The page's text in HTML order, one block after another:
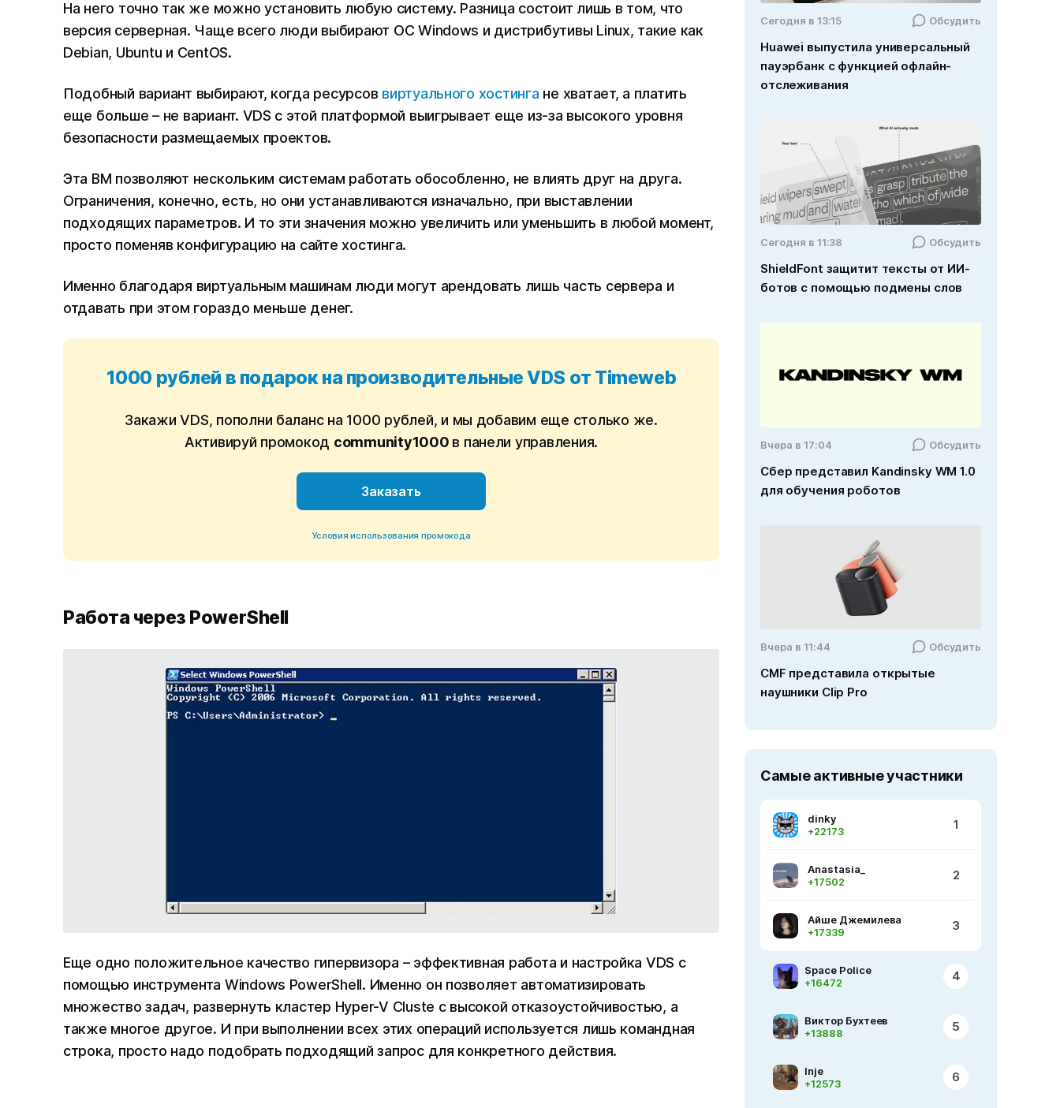
На него точно так же можно установить любую систему. Разница состоит лишь в том, что
версия серверная. Чаще всего люди выбирают ОС Windows и дистрибутивы Linux, такие как
Debian, Ubuntu и CentOS.
Подобный вариант выбирают, когда ресурсов виртуального хостинга не хватает, а платить
еще больше – не вариант. VDS с этой платформой выигрывает еще из-за высокого уровня
безопасности размещаемых проектов.
Эта ВМ позволяют нескольким системам работать обособленно, не влиять друг на друга.
Ограничения, конечно, есть, но они устанавливаются изначально, при выставлении
подходящих параметров. И то эти значения можно увеличить или уменьшить в любой момент,
просто поменяв конфигурацию на сайте хостинга.
Именно благодаря виртуальным машинам люди могут арендовать лишь часть сервера и
отдавать при этом гораздо меньше денег.
1000 рублей в подарок на производительные VDS от Timeweb
Закажи VDS, пополни баланс на 1000 рублей, и мы добавим еще столько же.
Активируй промокод community1000 в панели управления.
Заказать
Условия использования промокода
Работа через PowerShell
Еще одно положительное качество гипервизора – эффективная работа и настройка VDS с
помощью инструмента Windows PowerShell. Именно он позволяет автоматизировать
множество задач, развернуть кластер Hyper-V Cluste с высокой отказоустойчивостью, а
также многое другое. И при выполнении всех этих операций используется лишь командная
строка, просто надо подобрать подходящий запрос для конкретного действия.
Cегодня в 13:15 Обсудить
Huawei выпустила универсальный
пауэрбанк с функцией офлайн-
отслеживания
Cегодня в 11:38 Обсудить
ShieldFont защитит тексты от ИИ-
ботов с помощью подмены слов
Вчера в 17:04 Обсудить
Сбер представил Kandinsky WM 1.0
для обучения роботов
Вчера в 11:44 Обсудить
CMF представила открытые
наушники Clip Pro
Самые активные участники
dinky
+22173
1
Anastasia_
+17502
2
Айше Джемилева
+17339
3
Space Police
+16472
4
Виктор Бухтеев
+13888
5
Inje
+12573
6